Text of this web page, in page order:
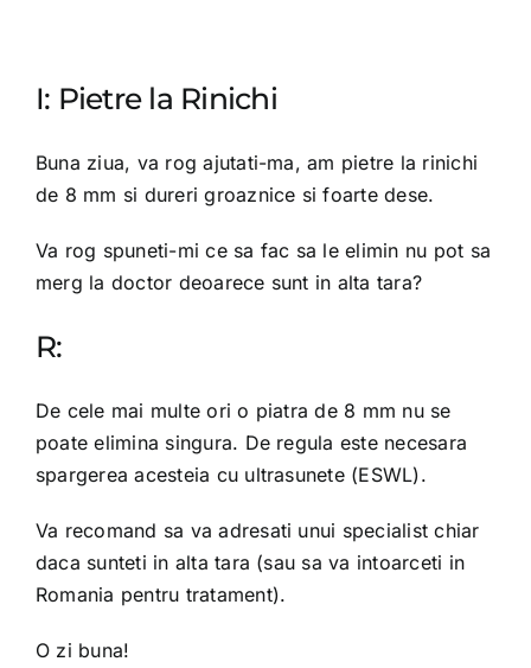
I: Pietre la Rinichi
Buna ziua, va rog ajutati-ma, am pietre la rinichi
de 8 mm si dureri groaznice si foarte dese.
Va rog spuneti-mi ce sa fac sa le elimin nu pot sa
merg la doctor deoarece sunt in alta tara?
R:
De cele mai multe ori o piatra de 8 mm nu se
poate elimina singura. De regula este necesara
spargerea acesteia cu ultrasunete (ESWL).
Va recomand sa va adresati unui specialist chiar
daca sunteti in alta tara (sau sa va intoarceti in
Romania pentru tratament).
O zi buna!